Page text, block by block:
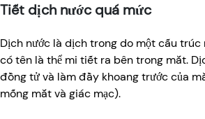
Tiết dịch nước quá mức
Dịch nước là dịch trong do một cấu trúc
có tên là thể mi tiết ra bên trong mắt.
đồng tử và làm đầy khoang trước của
mống mắt và giác mạc).